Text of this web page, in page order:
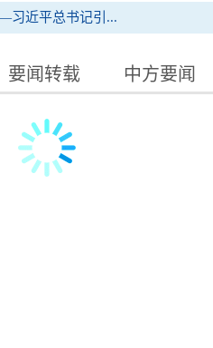
习近平总书记引...
要闻转载 中方要闻